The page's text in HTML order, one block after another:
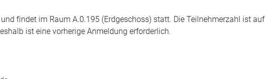
findet im Raum A.0.195 (Erdgeschoss) statt. Die Teilnehmerzahl ist auf
ist eine vorherige Anmeldung erforderlich.